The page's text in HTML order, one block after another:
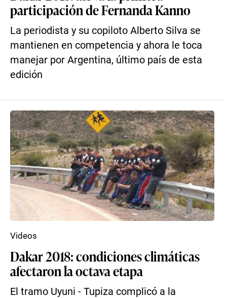
participación de Fernanda Kanno
La periodista y su copiloto Alberto Silva se
mantienen en competencia y ahora le toca
manejar por Argentina, último país de esta
edición
Dakar 2018: condiciones climáticas
afectaron la octava etapa
El tramo Uyuni - Tupiza complicó a la
Videos